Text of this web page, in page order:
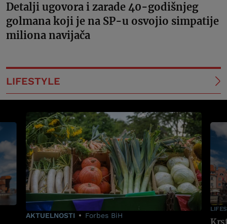
Detalji ugovora i zarade 40-godišnjeg
golmana koji je na SP-u osvojio simpatije
miliona navijača
LIFESTYLE
AKTUELNOSTI Forbes BiH